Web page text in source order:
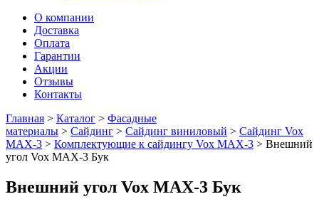
О компании
Доставка
Оплата
Гарантии
Акции
Отзывы
Контакты
Главная > Каталог > Фасадные
материалы > Сайдинг > Сайдинг виниловый > Сайдинг Vox
МАХ-3 > Комплектующие к сайдингу Vox MAX-3 > Внешний
угол Vox MAX-3 Бук
Внешний угол Vox MAX-3 Бук